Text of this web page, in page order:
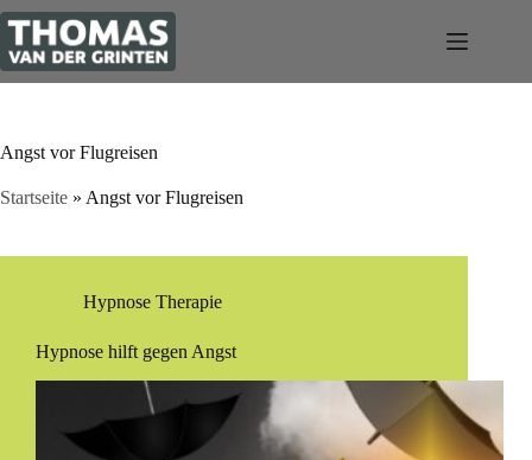
Zum
Inhalt
springen
Angst vor Flugreisen
Startseite » Angst vor Flugreisen
Hypnose Therapie
Hypnose hilft gegen Angst